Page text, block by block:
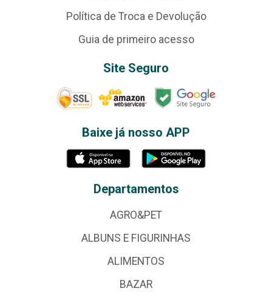
Política de Troca e Devolução
Guia de primeiro acesso
Site Seguro
Baixe já nosso APP
Departamentos
AGRO&PET
ALBUNS E FIGURINHAS
ALIMENTOS
BAZAR